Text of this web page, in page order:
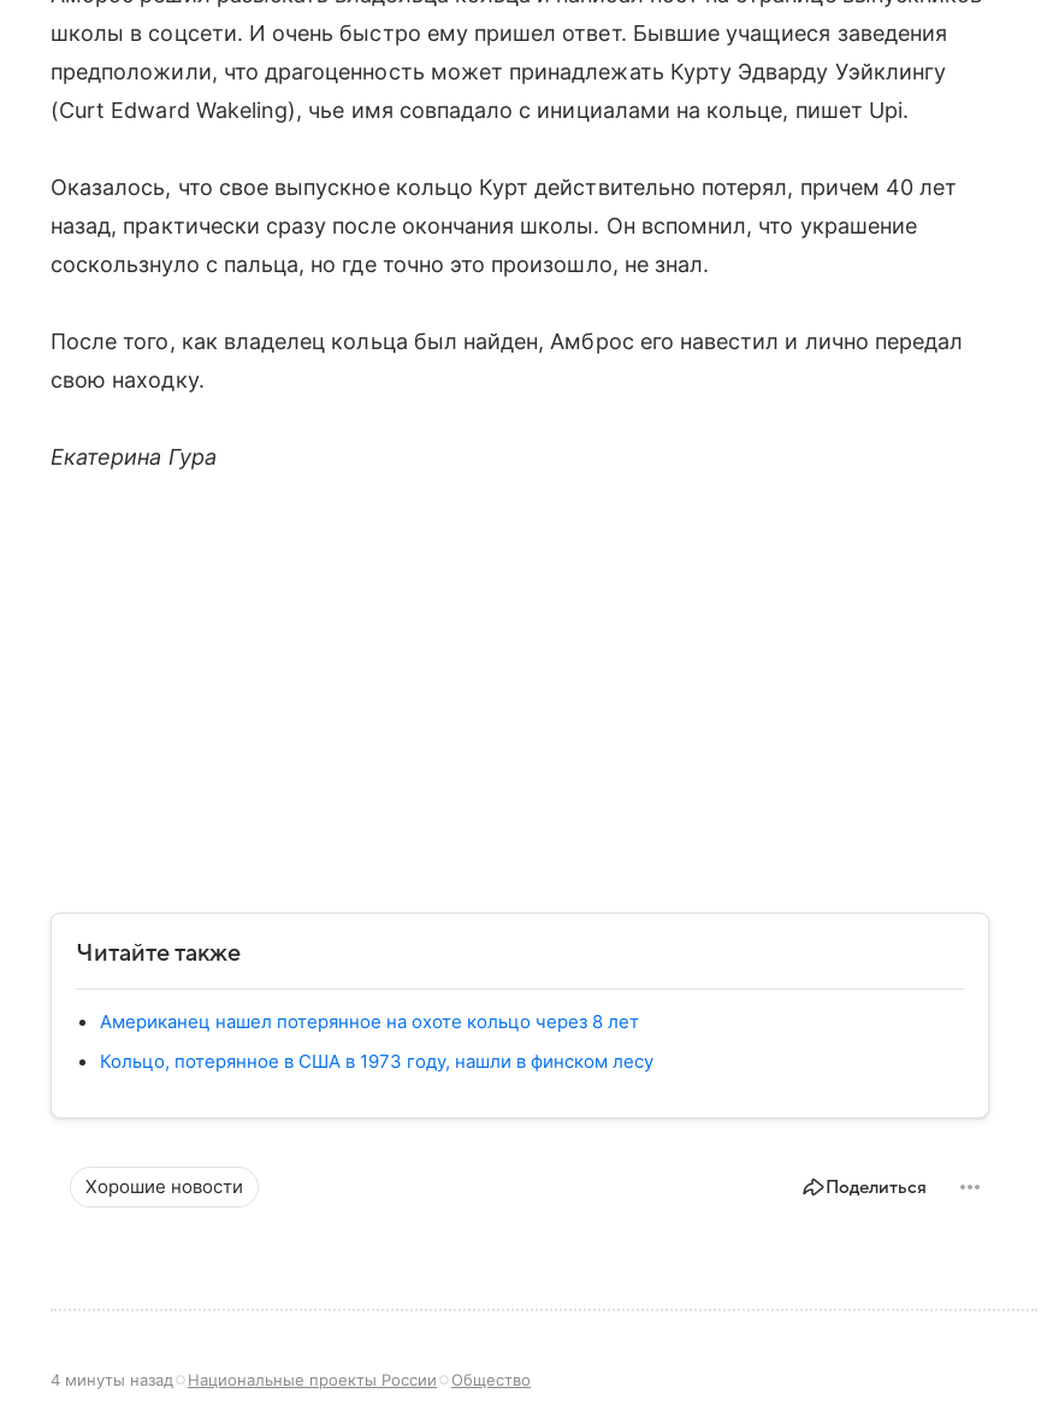
школы в соцсети. И очень быстро ему пришел ответ. Бывшие учащиеся заведения
предположили, что драгоценность может принадлежать Курту Эдварду Уэйклингу
(Curt Edward Wakeling), чье имя совпадало с инициалами на кольце, пишет Upi.
Оказалось, что свое выпускное кольцо Курт действительно потерял, причем 40 лет
назад, практически сразу после окончания школы. Он вспомнил, что украшение
соскользнуло с пальца, но где точно это произошло, не знал.
После того, как владелец кольца был найден, Амброс его навестил и лично передал
свою находку.
Екатерина Гура
Читайте также
Американец нашел потерянное на охоте кольцо через 8 лет
Кольцо, потерянное в США в 1973 году, нашли в финском лесу
Хорошие новости Поделиться
4 минуты назад Национальные проекты России Общество